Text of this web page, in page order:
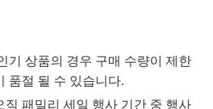
기 상품의 경우 구매 수량이 제한
품절 될 수 있습니다.
직 패밀리 세일 행사 기간 중 행사